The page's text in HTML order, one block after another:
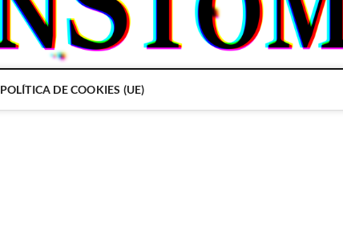
POLÍTICA DE COOKIES (UE)